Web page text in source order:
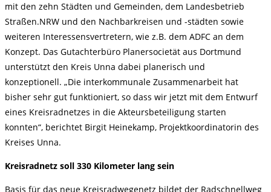
mit den zehn Städten und Gemeinden, dem Landesbetrieb
Straßen.NRW und den Nachbarkreisen und -städten sowie
weiteren Interessensvertretern, wie z.B. dem ADFC an dem
Konzept. Das Gutachterbüro Planersocietät aus Dortmund
unterstützt den Kreis Unna dabei planerisch und
konzeptionell. „Die interkommunale Zusammenarbeit hat
bisher sehr gut funktioniert, so dass wir jetzt mit dem Entwurf
eines Kreisradnetzes in die Akteursbeteiligung starten
konnten“, berichtet Birgit Heinekamp, Projektkoordinatorin des
Kreises Unna.
Kreisradnetz soll 330 Kilometer lang sein
Basis für das neue Kreisradwegenetz bildet der Radschnellweg